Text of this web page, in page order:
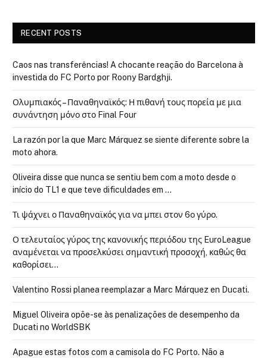
RECENT POSTS
Caos nas transferências! A chocante reação do Barcelona à
investida do FC Porto por Roony Bardghji.
Ολυμπιακός – Παναθηναϊκός: Η πιθανή τους πορεία με μια
συνάντηση μόνο στο Final Four
La razón por la que Marc Márquez se siente diferente sobre la
moto ahora.
Oliveira disse que nunca se sentiu bem com a moto desde o
início do TL1 e que teve dificuldades em …
Τι ψάχνει ο Παναθηναϊκός για να μπει στον 6ο γύρο.
Ο τελευταίος γύρος της κανονικής περιόδου της EuroLeague
αναμένεται να προσελκύσει σημαντική προσοχή, καθώς θα
καθορίσει…
Valentino Rossi planea reemplazar a Marc Márquez en Ducati.
Miguel Oliveira opõe-se às penalizações de desempenho da
Ducati no WorldSBK
Apague estas fotos com a camisola do FC Porto. Não a